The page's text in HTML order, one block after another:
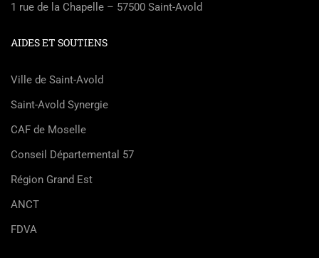
1 rue de la Chapelle – 57500 Saint-Avold
AIDES ET SOUTIENS
Ville de Saint-Avold
Saint-Avold Synergie
CAF de Moselle
Conseil Départemental 57
Région Grand Est
ANCT
FDVA